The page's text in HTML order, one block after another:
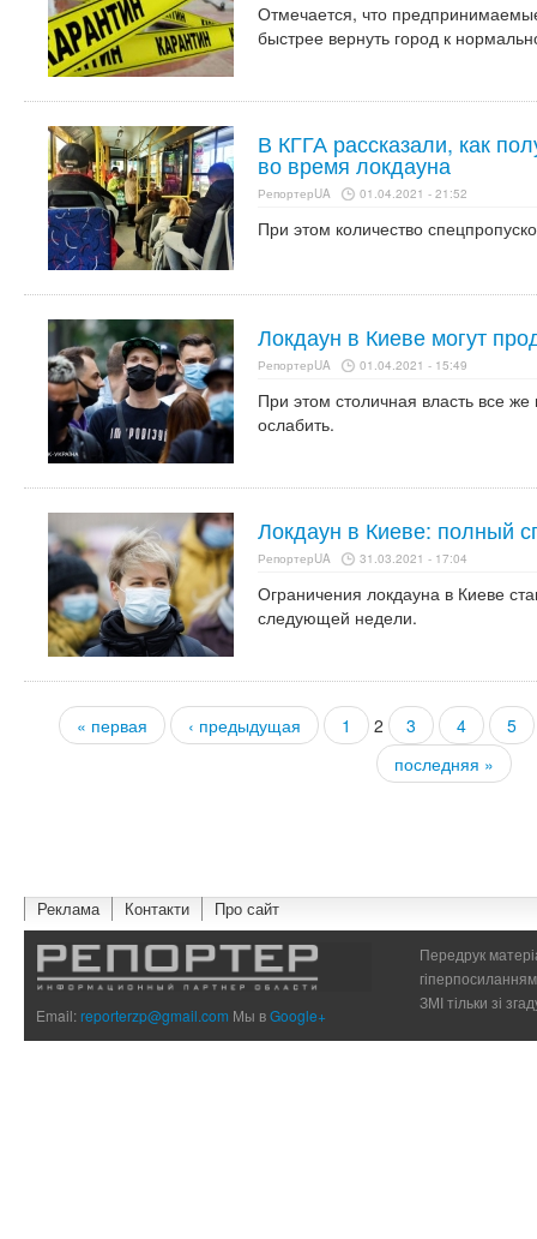
Отмечается, что
быстрее вернуть город к
В КГГА рассказали, как
во время локдауна
РепортерUA 01.04.2021 - 21:52
При этом количество
Локдаун в Киеве могут
РепортерUA 01.04.2021 - 15:49
При этом столичная власть все же
ослабить.
Локдаун в Киеве: полный
РепортерUA 31.03.2021 - 17:04
Ограничения локдауна в Киеве
следующей недели.
Страницы
« первая ‹ предыдущая 1 2 3 4
5
последняя »
Реклама Контакти Про сайт
Email:reporterzp@gmail.com Мы вGoogle+
Передрук
ЗМІ тільки зі